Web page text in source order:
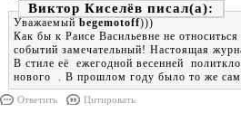
Виктор Киселёв
Уважаемый begemotoff)))
Как бы к Раисе Васильевне не
событий замечательный! Настоящая
В стиле её ежегодной весенней
нового . В прошлом году было то же
Ответить Цитировать